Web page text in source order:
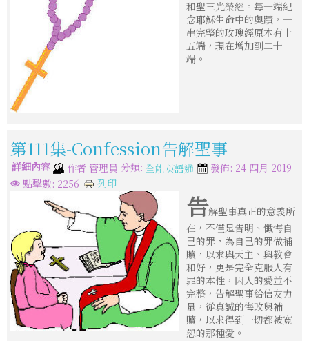
和聖三光榮經。每一端紀
念耶穌生命中的奧蹟，一
串完整的玫瑰經原本有十
五端，現在增加到二十
端。
第111集-Confession告解聖事
詳細內容 作者 管理員 分類: 全能英語通
發佈: 24 四月 2019
點擊數: 2256
列印
告解聖事真正的意義所
在，不僅是告明、懺悔自
己的罪，為自己的罪做補
贖，以求與天主、與教會
和好，更是完全克服人有
罪的本性，因人的愛並不
完整，告解聖事給信友力
量，從真誠的悔改與補
贖，以求得到一切都被寬
恕的那種愛。